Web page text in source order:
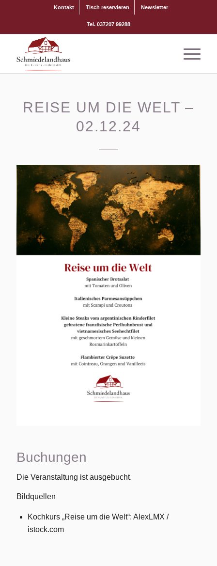
Kontakt Tisch reservieren Newsletter
Tel. 037207 99288
REISE UM DIE WELT –
02.12.24
Buchungen
Die Veranstaltung ist ausgebucht.
Bildquellen
Kochkurs „Reise um die Welt“: AlexLMX /
istock.com